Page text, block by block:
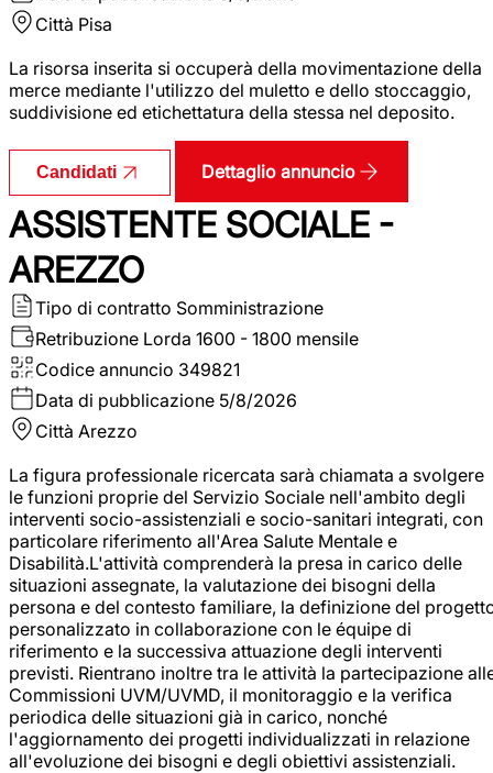
Città Pisa
La risorsa inserita si occuperà della movimentazione della
merce mediante l'utilizzo del muletto e dello stoccaggio,
suddivisione ed etichettatura della stessa nel deposito.
Candidati Dettaglio annuncio
ASSISTENTE SOCIALE -
AREZZO
Tipo di contratto Somministrazione
Retribuzione Lorda 1600 - 1800 mensile
Codice annuncio 349821
Data di pubblicazione 5/8/2026
Città Arezzo
La figura professionale ricercata sarà chiamata a svolgere
le funzioni proprie del Servizio Sociale nell'ambito degli
interventi socio-assistenziali e socio-sanitari integrati, con
particolare riferimento all'Area Salute Mentale e
Disabilità.L'attività comprenderà la presa in carico delle
situazioni assegnate, la valutazione dei bisogni della
persona e del contesto familiare, la definizione del
personalizzato in collaborazione con le équipe di
riferimento e la successiva attuazione degli interventi
previsti. Rientrano inoltre tra le attività la partecipazione
Commissioni UVM/UVMD, il monitoraggio e la verifica
periodica delle situazioni già in carico, nonché
l'aggiornamento dei progetti individualizzati in relazione
all'evoluzione dei bisogni e degli obiettivi assistenziali.